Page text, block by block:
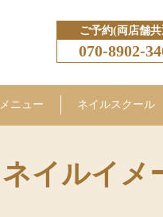
ご予約(両店舗
070-8902-
メニュー ネイルスクール
ネイルイメ